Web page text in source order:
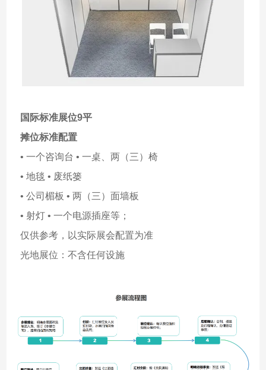
国际标准展位9平
摊位标准配置
• 一个咨询台 • 一桌、两（三）椅
• 地毯 • 废纸篓
• 公司楣板 • 两（三）面墙板
• 射灯 • 一个电源插座等；
仅供参考，以实际展会配置为准
光地展位：不含任何设施